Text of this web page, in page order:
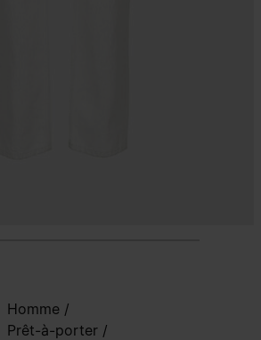
Homme /
Prêt-à-porter /